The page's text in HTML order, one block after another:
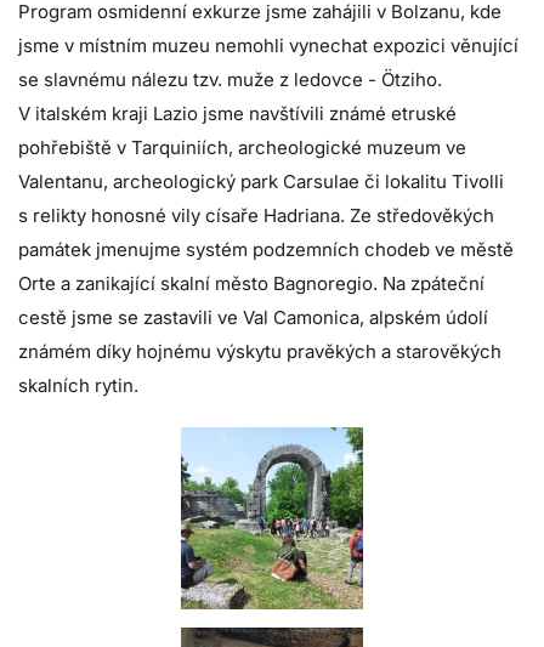
Program osmidenní exkurze jsme zahájili v Bolzanu, kde
jsme v místním muzeu nemohli vynechat expozici věnující
se slavnému nálezu tzv. muže z ledovce - Ötziho.
V italském kraji Lazio jsme navštívili známé etruské
pohřebiště v Tarquiniích, archeologické muzeum ve
Valentanu, archeologický park Carsulae či lokalitu Tivolli
s relikty honosné vily císaře Hadriana. Ze středověkých
památek jmenujme systém podzemních chodeb ve městě
Orte a zanikající skalní město Bagnoregio. Na zpáteční
cestě jsme se zastavili ve Val Camonica, alpském údolí
známém díky hojnému výskytu pravěkých a starověkých
skalních rytin.